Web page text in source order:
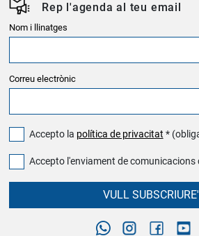
Rep l'agenda al teu email
Nom i llinatges
Correu electrònic
Accepto la política de privacitat *
Accepto l'enviament de
VULL